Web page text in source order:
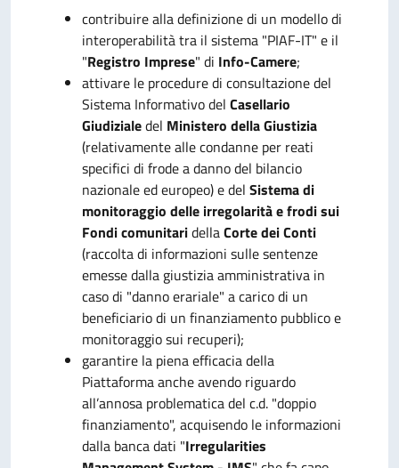
contribuire alla definizione di un modello di
interoperabilità tra il sistema "PIAF-IT" e il
"Registro Imprese" di Info-Camere;
attivare le procedure di consultazione del
Sistema Informativo del Casellario
Giudizialedel Ministero della Giustizia
(relativamente alle condanne per reati
specifici di frode a danno del bilancio
nazionale ed europeo) e del Sistema di
monitoraggio delle irregolarità e frodi sui
Fondi comunitaridellaCorte dei Conti
(raccolta di informazioni sulle sentenze
emesse dalla giustizia amministrativa in
caso di "danno erariale" a carico di un
beneficiario di un finanziamento pubblico e
monitoraggio sui recuperi);
garantire la piena efficacia della
Piattaforma anche avendo riguardo
all’annosa problematica del c.d. "doppio
finanziamento", acquisendo le informazioni
dalla banca dati "Irregularities